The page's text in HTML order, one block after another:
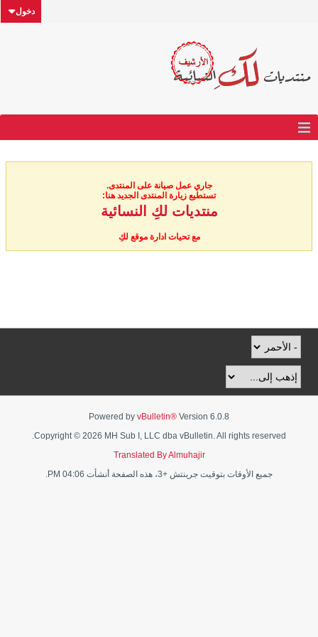
دخول
جاري عمل صيانة على المنتدى.
تستطيع زيارة المنتدى الجديد هنا:
منتديات لكِ النسائية
مع تحيات ادارة موقع لكِ
Powered by vBulletin® Version 6.0.8
Copyright © 2026 MH Sub I, LLC dba vBulletin. All rights reserved.
Translated By Almuhajir
جميع الأوقات بتوقيت جرينتش +3، هذه الصفحة أنشأت 04:06 PM.